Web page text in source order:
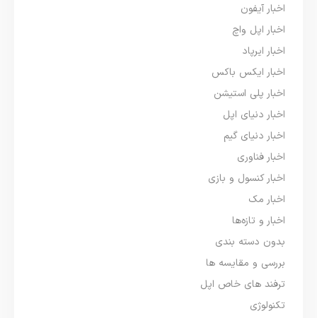
اخبار آیفون
اخبار اپل واچ
اخبار ایرپاد
اخبار ایکس باکس
اخبار پلی استیشن
اخبار دنیای اپل
اخبار دنیای گیم
اخبار فناوری
اخبار کنسول و بازی
اخبار مک
اخبار و تازه‌ها
بدون دسته بندی
بررسی و مقایسه ها
ترفند های خاص اپل
تکنولوژی